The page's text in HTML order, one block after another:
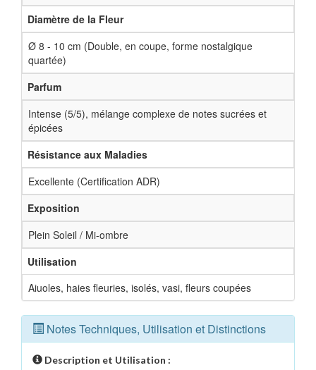
Diamètre de la Fleur
Ø 8 - 10 cm (Double, en coupe, forme nostalgique
quartée)
Parfum
Intense (5/5), mélange complexe de notes sucrées et
épicées
Résistance aux Maladies
Excellente (Certification ADR)
Exposition
Plein Soleil / Mi-ombre
Utilisation
Aiuoles, haies fleuries, isolés, vasi, fleurs coupées
Notes Techniques, Utilisation et Distinctions
Description et Utilisation :